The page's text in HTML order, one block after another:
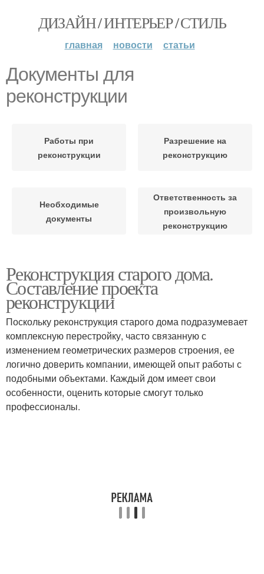
ДИЗАЙН / ИНТЕРЬЕР / СТИЛЬ
главная новости статьи
Документы для
реконструкции
Работы при
реконструкции
Разрешение на
реконструкцию
Необходимые
документы
Ответственность за
произвольную
реконструкцию
Реконструкция старого дома.
Составление проекта
реконструкции
Поскольку реконструкция старого дома подразумевает
комплексную перестройку, часто связанную с
изменением геометрических размеров строения, ее
логично доверить компании, имеющей опыт работы с
подобными объектами. Каждый дом имеет свои
особенности, оценить которые смогут только
профессионалы.